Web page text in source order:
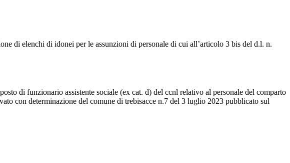
di elenchi di idonei per le assunzioni di personale di cui all’articolo 3 bis del d.l. n.
di funzionario assistente sociale (ex cat. d) del ccnl relativo al personale del comparto
con determinazione del comune di trebisacce n.7 del 3 luglio 2023 pubblicato sul